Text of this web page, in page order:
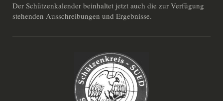
Der Schützenkalender beinhaltet jetzt auch die zur Verfügung
stehenden Ausschreibungen und Ergebnisse.